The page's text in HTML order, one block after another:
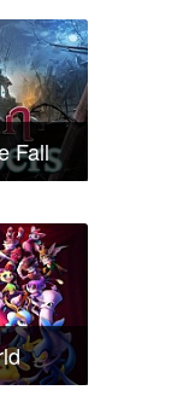
Fall